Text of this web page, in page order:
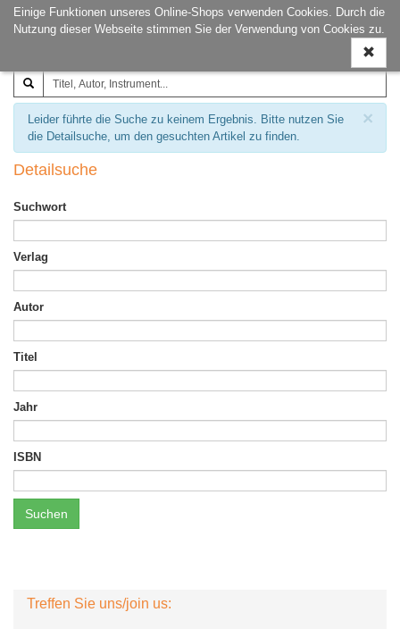
Einige Funktionen unseres Online-Shops verwenden Cookies. Durch die
Nutzung dieser Webseite stimmen Sie der Verwendung von Cookies zu.
ein-/
Joachim‐Trekel‐Musikverlag,
Hamburg
×
Leider führte die Suche zu keinem Ergebnis. Bitte nutzen Sie
die Detailsuche, um den gesuchten Artikel zu finden.
Detailsuche
Suchwort
Verlag
Autor
Titel
Jahr
ISBN
Suchen
Treffen Sie uns/join us: